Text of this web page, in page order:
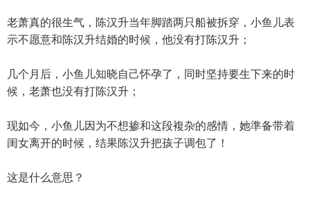
老萧真的很生气，陈汉升当年脚踏两只船被拆穿，小鱼儿表
示不愿意和陈汉升结婚的时候，他没有打陈汉升；
几个月后，小鱼儿知晓自己怀孕了，同时坚持要生下来的时
候，老萧也没有打陈汉升；
现如今，小鱼儿因为不想掺和这段複杂的感情，她準备带着
闺女离开的时候，结果陈汉升把孩子调包了！
这是什么意思？